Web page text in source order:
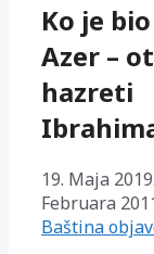
sadržajKo je bio
Azer –
hazreti
19. Maja 2019.
Februara
Baština